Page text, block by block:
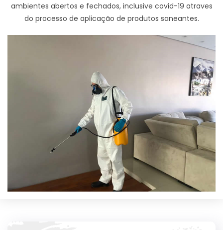
ambientes abertos e fechados, inclusive covid-19 atraves
do processo de aplicação de produtos saneantes.